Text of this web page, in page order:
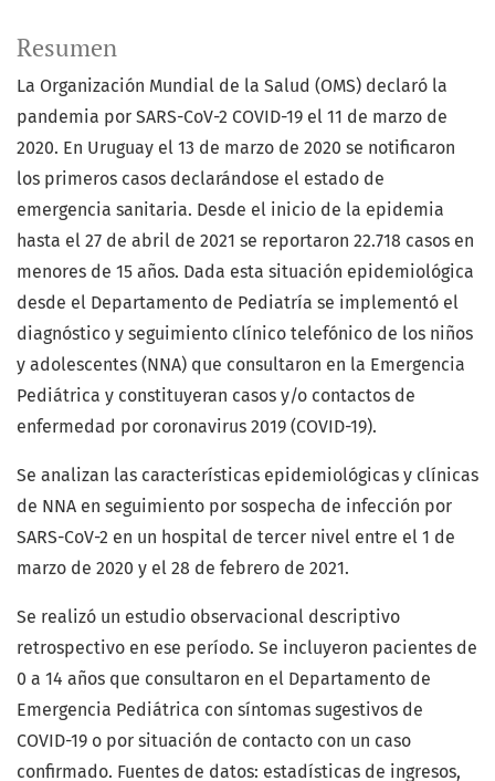
Resumen
La Organización Mundial de la Salud (OMS) declaró la
pandemia por SARS-CoV-2 COVID-19 el 11 de marzo de
2020. En Uruguay el 13 de marzo de 2020 se notificaron
los primeros casos declarándose el estado de
emergencia sanitaria. Desde el inicio de la epidemia
hasta el 27 de abril de 2021 se reportaron 22.718 casos en
menores de 15 años. Dada esta situación epidemiológica
desde el Departamento de Pediatría se implementó el
diagnóstico y seguimiento clínico telefónico de los niños
y adolescentes (NNA) que consultaron en la Emergencia
Pediátrica y constituyeran casos y/o contactos de
enfermedad por coronavirus 2019 (COVID-19).
Se analizan las características epidemiológicas y clínicas
de NNA en seguimiento por sospecha de infección por
SARS-CoV-2 en un hospital de tercer nivel entre el 1 de
marzo de 2020 y el 28 de febrero de 2021.
Se realizó un estudio observacional descriptivo
retrospectivo en ese período. Se incluyeron pacientes de
0 a 14 años que consultaron en el Departamento de
Emergencia Pediátrica con síntomas sugestivos de
COVID-19 o por situación de contacto con un caso
confirmado. Fuentes de datos: estadísticas de ingresos,